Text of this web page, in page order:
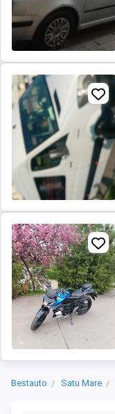
Bestauto Satu Mare